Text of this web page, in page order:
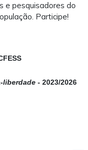
e pesquisadores do
Participe!
liberdade - 2023/2026